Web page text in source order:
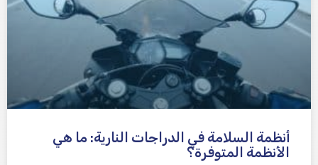
أنظمة السلامة في الدراجات النارية: ما هي
الأنظمة المتوفرة؟